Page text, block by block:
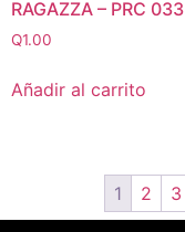
RAGAZZA – PRC 033
Q1.00
Añadir al carrito
1 2 3